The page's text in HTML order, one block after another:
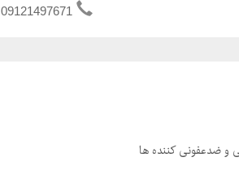
09121497671
و ضدعفونی کننده ها